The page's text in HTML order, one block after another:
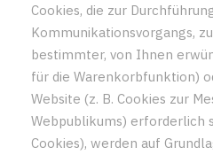
Cookies, die zur
Kommunikationsvorgangs,
bestimmter, von Ihnen
für die Warenkorbfunktion)
Website (z. B. Cookies zur
Webpublikums) erforderlich
Cookies), werden auf